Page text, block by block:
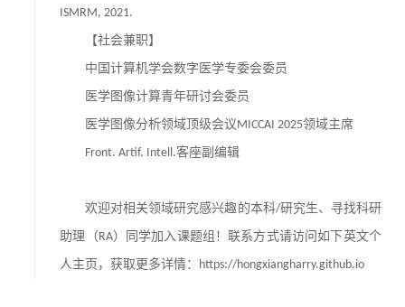
ISMRM, 2021.
【社会兼职】
中国计算机学会数字医学专委会委员
医学图像计算青年研讨会委员
医学图像分析领域顶级会议MICCAI 2025领域主席
Front. Artif. Intell.客座副编辑
欢迎对相关领域研究感兴趣的本科/研究生、寻找科研
助理（RA）同学加入课题组！联系方式请访问如下英文个
人主页，获取更多详情： https://hongxiangharry.github.io